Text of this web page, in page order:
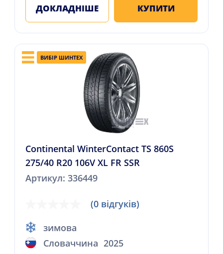
ДОКЛАДНІШЕ КУПИТИ
ВИБІР ШИНТЕХ
Continental WinterContact TS 860S
275/40 R20 106V XL FR SSR
Артикул: 336449
(0 відгуків)
зимова
Словаччина 2025